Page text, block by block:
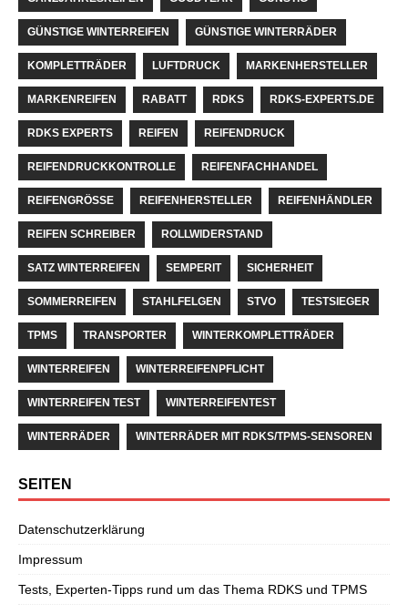
GÜNSTIGE WINTERREIFEN GÜNSTIGE WINTERRÄDER
KOMPLETTRÄDER LUFTDRUCK MARKENHERSTELLER
MARKENREIFEN RABATT RDKS RDKS-EXPERTS.DE
RDKS EXPERTS REIFEN REIFENDRUCK
REIFENDRUCKKONTROLLE REIFENFACHHANDEL
REIFENGRÖSSE REIFENHERSTELLER REIFENHÄNDLER
REIFEN SCHREIBER ROLLWIDERSTAND
SATZ WINTERREIFEN SEMPERIT SICHERHEIT
SOMMERREIFEN STAHLFELGEN STVO TESTSIEGER
TPMS TRANSPORTER WINTERKOMPLETTRÄDER
WINTERREIFEN WINTERREIFENPFLICHT
WINTERREIFEN TEST WINTERREIFENTEST
WINTERRÄDER WINTERRÄDER MIT RDKS/TPMS-SENSOREN
SEITEN
Datenschutzerklärung
Impressum
Tests, Experten-Tipps rund um das Thema RDKS und TPMS